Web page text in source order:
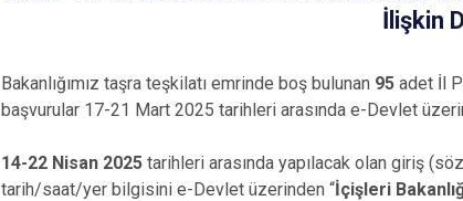
İlişkin
Bakanlığımız taşra teşkilatı emrinde boş bulunan 95 adet İl
başvurular 17-21 Mart 2025 tarihleri arasında e-Devlet
14-22 Nisan 2025 tarihleri arasında yapılacak olan giriş
tarih/saat/yer bilgisini e-Devlet üzerinden “İçişleri